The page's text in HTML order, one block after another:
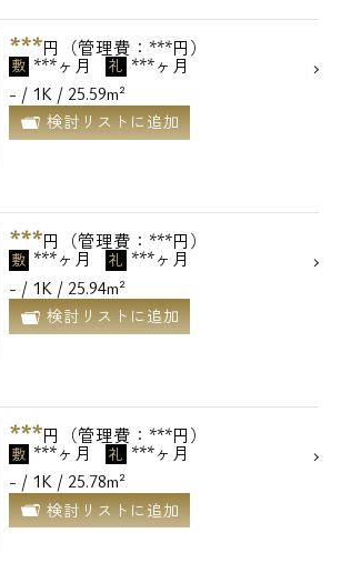
***円（管理費：***円）
敷 ***ヶ月 礼 ***ヶ月
- / 1K / 25.59m²
検討リストに追加
***円（管理費：***円）
敷 ***ヶ月 礼 ***ヶ月
- / 1K / 25.94m²
検討リストに追加
***円（管理費：***円）
敷 ***ヶ月 礼 ***ヶ月
- / 1K / 25.78m²
検討リストに追加